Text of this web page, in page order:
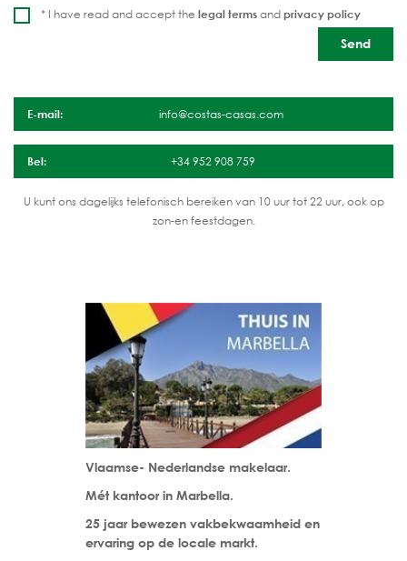
* I have read and accept the legal termsandprivacy policy
E-mail: info@costas-casas.com
Bel: +34 952 908 759
U kunt ons dagelijks telefonisch bereiken van 10 uur tot 22 uur, ook op
zon-en feestdagen.
Vlaamse- Nederlandse makelaar.
Mét kantoor in Marbella.
25 jaar bewezen vakbekwaamheid en
ervaring op de locale markt.